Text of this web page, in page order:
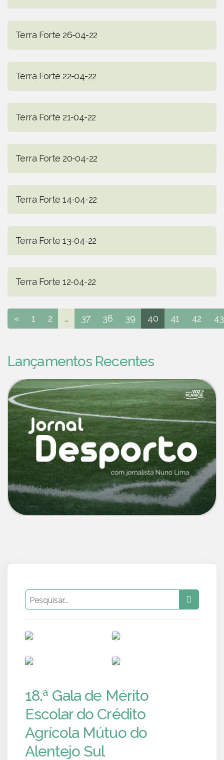
Terra Forte 26-04-22
Terra Forte 22-04-22
Terra Forte 21-04-22
Terra Forte 20-04-22
Terra Forte 14-04-22
Terra Forte 13-04-22
Terra Forte 12-04-22
« 1 2 ... 37 38 39 40 41 42 43
Lançamentos Recentes
18.ª Gala de Mérito
Escolar do Crédito
Agrícola Mútuo do
Alentejo Sul